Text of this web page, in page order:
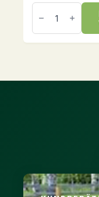
SensiGard
Mash
mängd